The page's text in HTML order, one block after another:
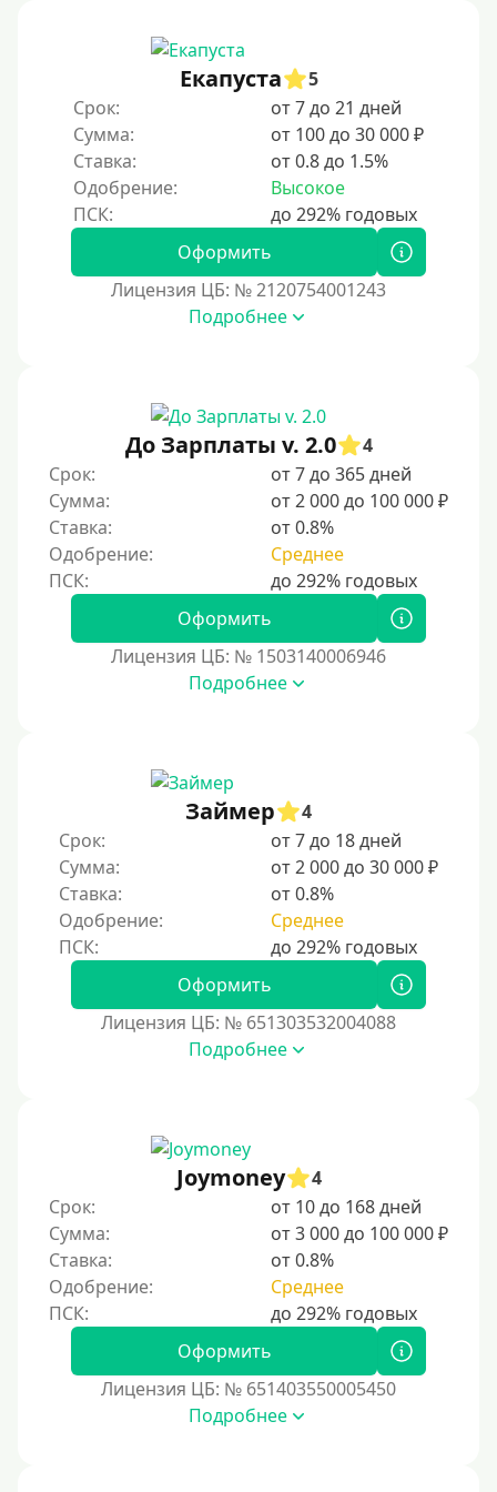
Под ПТС спецтехники
Под ПТС грузового автомобиля
Авто без ПТС
Цель
На Новый Год
Чтобы улучшить кредитную историю, важно
регулярно и своевременно погашать задолженности,
избегать просрочек и контролировать кредитный
рейтинг. Также полезно использовать кредитные
Для закрытия прочих кредитных обязательств
До зарплаты
Для ИП
Для бизнеса
Документы
По водительскому удостоверению
Без СНИЛСа
По паспорту
Без паспорта
По фото
Без подтверждения дохода
Без справок и поручителей
Под 1 %
С пролонгацией (продлением)
Под высокий процент
Без комиссии
В рассрочку
С ежемесячным платежом
Екапуста
5
Срок:
от 7 до 21 дней
Сумма:
от 100 до 30 000 ₽
Ставка:
от 0.8 до 1.5%
Одобрение:
Высокое
Оформить
Лицензия ЦБ: № 2120754001243
Подробнее
До Зарплаты v. 2.0
4
Срок:
от 7 до 365 дней
Сумма:
от 2 000 до 100 000 ₽
Ставка:
от 0.8%
Одобрение:
Среднее
Оформить
Лицензия ЦБ: № 1503140006946
Подробнее
Займер
4
Срок:
от 7 до 18 дней
Сумма:
от 2 000 до 30 000 ₽
Ставка:
от 0.8%
Одобрение:
Среднее
Оформить
Лицензия ЦБ: № 651303532004088
Подробнее
Joymoney
4
Срок:
от 10 до 168 дней
Сумма:
от 3 000 до 100 000 ₽
Ставка:
от 0.8%
Одобрение:
Среднее
Оформить
Лицензия ЦБ: № 651403550005450
Подробнее